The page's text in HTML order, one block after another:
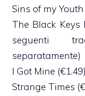
Sins of my Youth
The Black Keys
seguenti
separatamente)
I Got Mine (€1.49)
Strange Times